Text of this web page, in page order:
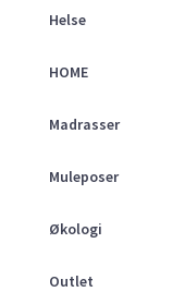
Helse
HOME
Madrasser
Muleposer
Økologi
Outlet